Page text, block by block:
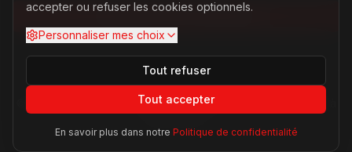
S'abonner à la newsletter
Ferrari Passion. Tous droits réservés. Site non affilié à
accepter ou refuser les cookies optionnels.
Personnaliser mes choix
Tout refuser
Tout accepter
En savoir plus dans notre Politique de confidentialité